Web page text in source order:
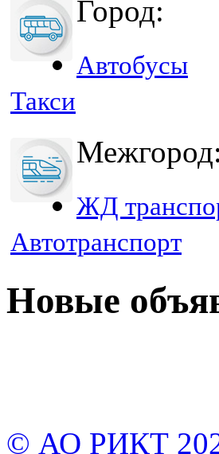
Город:
Автобусы
Такси
Межгород:
ЖД
Автотранспорт
Новые
© АО РИКТ